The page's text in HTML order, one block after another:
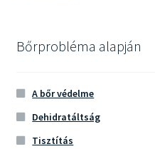
Bőrprobléma alapján
A bőr védelme
Dehidratáltság
Tisztítás